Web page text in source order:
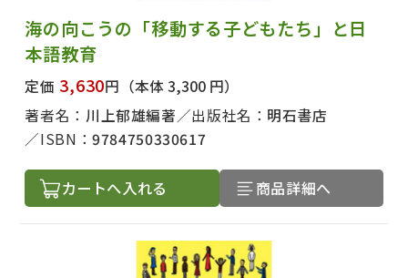
海の向こうの「移動する子どもたち」と日
本語教育
定価 3,630円 （本体 3,300 円）
著者名： 川上郁雄編著 出版社名： 明石書店
ISBN：9784750330617
カートへ入れる 商品詳細へ